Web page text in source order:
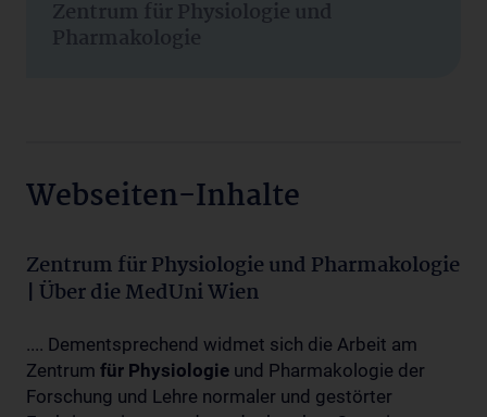
Zentrum für Physiologie und
Pharmakologie
Webseiten-Inhalte
Zentrum für Physiologie und Pharmakologie
| Über die MedUni Wien
.... Dementsprechend widmet sich die Arbeit am
Zentrum für Physiologie und Pharmakologie der
Forschung und Lehre normaler und gestörter